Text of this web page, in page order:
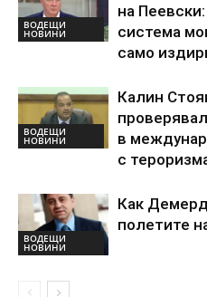
ВОДЕЩИ
НОВИНИ
на
система
само
ВОДЕЩИ
НОВИНИ
Калин
в
с
ВОДЕЩИ
НОВИНИ
Как
полетите